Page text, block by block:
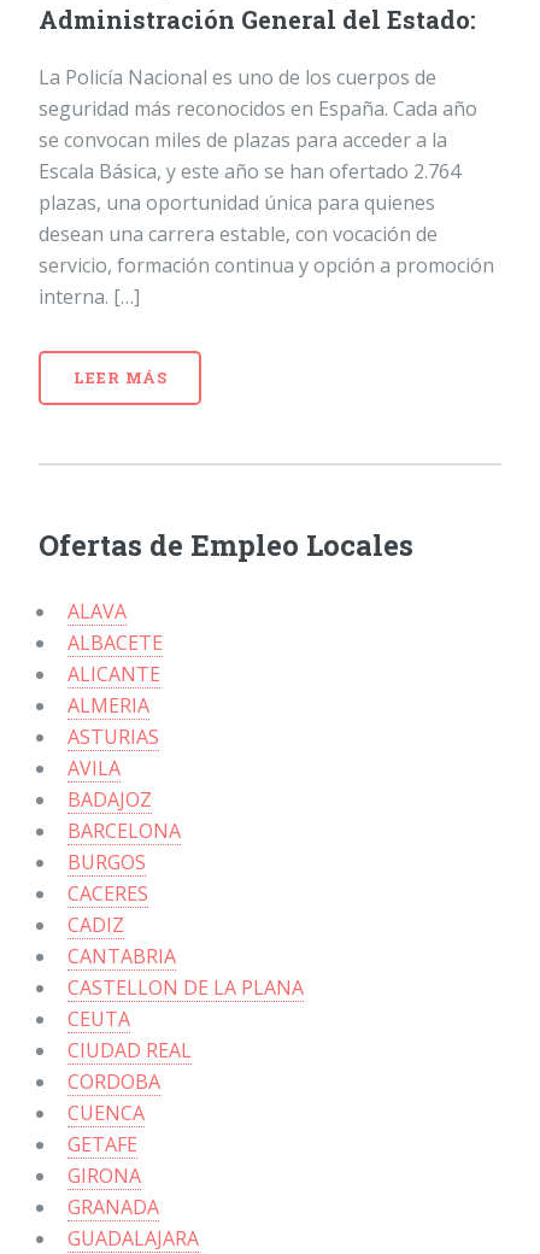
Administración General del Estado:
La Policía Nacional es uno de los cuerpos de
seguridad más reconocidos en España. Cada año
se convocan miles de plazas para acceder a la
Escala Básica, y este año se han ofertado 2.764
plazas, una oportunidad única para quienes
desean una carrera estable, con vocación de
servicio, formación continua y opción a promoción
interna. […]
LEER MÁS
Ofertas de Empleo Locales
ALAVA
ALBACETE
ALICANTE
ALMERIA
ASTURIAS
AVILA
BADAJOZ
BARCELONA
BURGOS
CACERES
CADIZ
CANTABRIA
CASTELLON DE LA PLANA
CEUTA
CIUDAD REAL
CORDOBA
CUENCA
GETAFE
GIRONA
GRANADA
GUADALAJARA